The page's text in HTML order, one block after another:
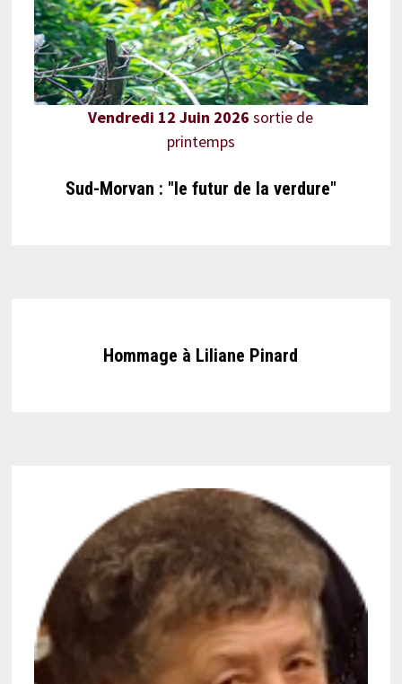
Vendredi 12 Juin 2026 sortie de
printemps
Sud-Morvan : "le futur de la verdure"
Hommage à Liliane Pinard